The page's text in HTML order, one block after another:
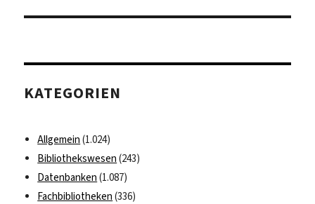
KATEGORIEN
Allgemein (1.024)
Bibliothekswesen (243)
Datenbanken (1.087)
Fachbibliotheken (336)